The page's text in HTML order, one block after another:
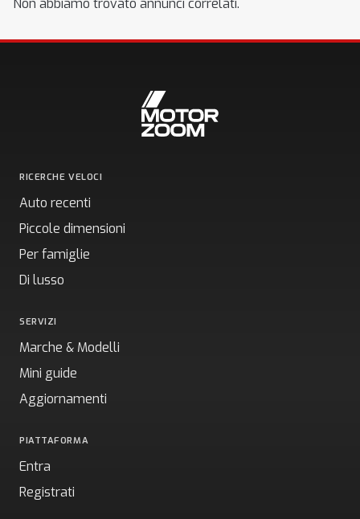
Non abbiamo trovato annunci correlati.
RICERCHE VELOCI
Auto recenti
Piccole dimensioni
Per famiglie
Di lusso
SERVIZI
Marche & Modelli
Mini guide
Aggiornamenti
PIATTAFORMA
Entra
Registrati